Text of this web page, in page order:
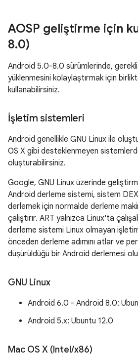
AOSP geliştirme için
8.0)
Android 5.0-8.0 sürümlerinde,
yüklenmesini kolaylaştırmak için
kullanabilirsiniz.
İşletim sistemleri
Android genellikle GNU Linux ile
OS X gibi desteklenmeyen
oluşturabilirsiniz.
Google, GNU Linux üzerinde
Android derleme sistemi, sistem
derlemek için normalde derleme
çalıştırır. ART yalnızca Linux'ta
derleme sistemi Linux olmayan
önceden derleme adımını atlar ve
düşürüldüğü bir Android derlemesi
GNU Linux
Android 6.0 - Android 8.0:
Android 5.x: Ubuntu 12.0
Mac OS X (Intel /x86)